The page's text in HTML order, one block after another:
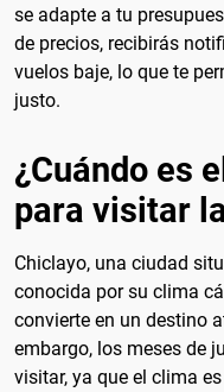
se adapte a tu
de precios, recibirás
vuelos baje, lo que te
justo.
¿Cuándo es
para visitar
Chiclayo, una ciudad
conocida por su clima
convierte en un destino
embargo, los meses de
visitar, ya que el clima